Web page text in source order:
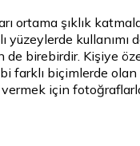
ortama şıklık
kullanımı
de birebirdir. Kişiye
biçimlerde olan
için